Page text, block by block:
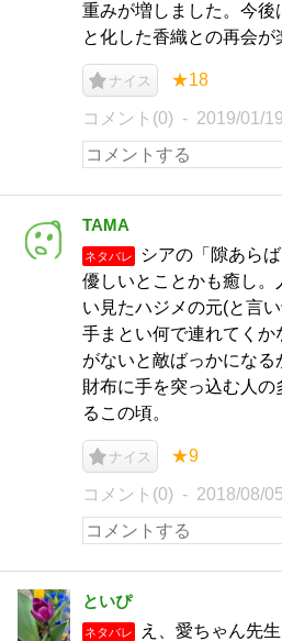
重みが増しました。今
と化した香織との再会が
ナイス ★18
コメント(0) 2019/01/19
TAMA
ネタバレ
シアの「隙あら
優しいとことかも癒し
い見たハジメの元(と言
手まとい何で連れてく
がないと敵ばっかにな
財布に手を突っ込む人
るこの頃。
ナイス ★9
コメント(0) 2018/08/05
といぴ
ネタバレ
え、愛ちゃん先